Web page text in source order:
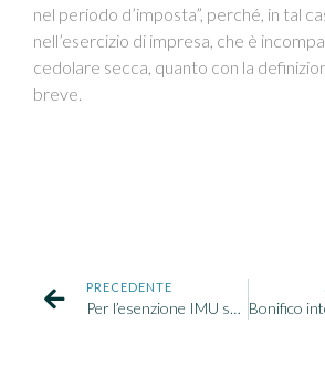
nel periodo d’imposta”, perché, in tal
nell’esercizio di impresa, che è
cedolare secca, quanto con la
breve.
PRECEDENTE
Per l’esenzione IMU sull’abitazione principale non rileva il nucleo familiare